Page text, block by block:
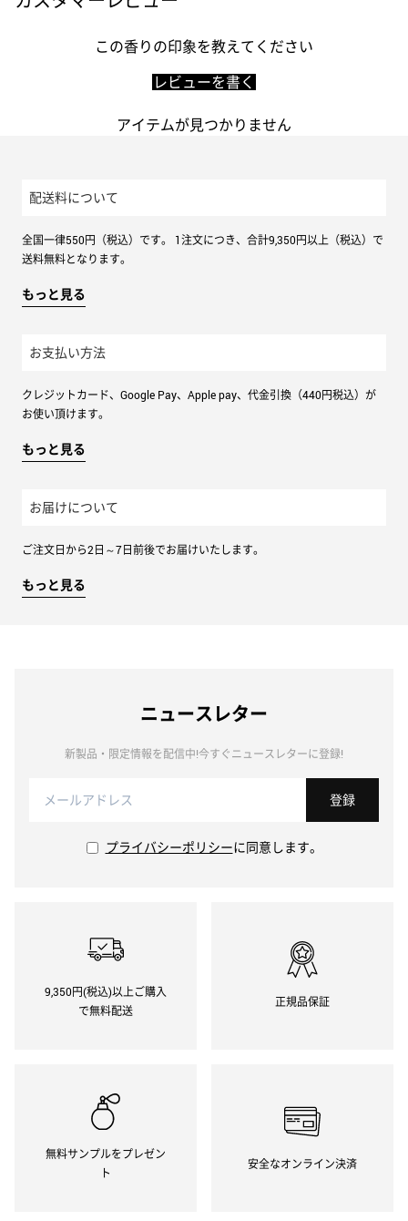
この香りの印象を教えてください
レビューを書く
アイテムが見つかりません
配送料について
全国一律550円（税込）です。 1注文につき、合計9,350円以上（税込）で
送料無料となります。
もっと見る
お支払い方法
クレジットカード、Google Pay、Apple pay、代金引換（440円税込）が
お使い頂けます。
もっと見る
お届けについて
ご注文日から2日～7日前後でお届けいたします。
もっと見る
ニュースレター
新製品・限定情報を配信中!今すぐニュースレターに登録!
登録
プライバシーポリシーに同意します。
9,350円(税込)以上ご購入
で無料配送
正規品保証
無料サンプルをプレゼン
ト
安全なオンライン決済